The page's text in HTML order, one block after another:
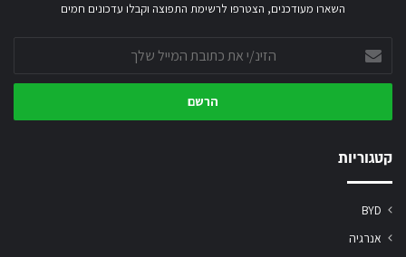
השארו מעודכנים, הצטרפו לרשימת התפוצה וקבלו עדכונים חמים
הזינ/י
את
כתובת
שלך
קטגוריות
BYD
אנרגיה